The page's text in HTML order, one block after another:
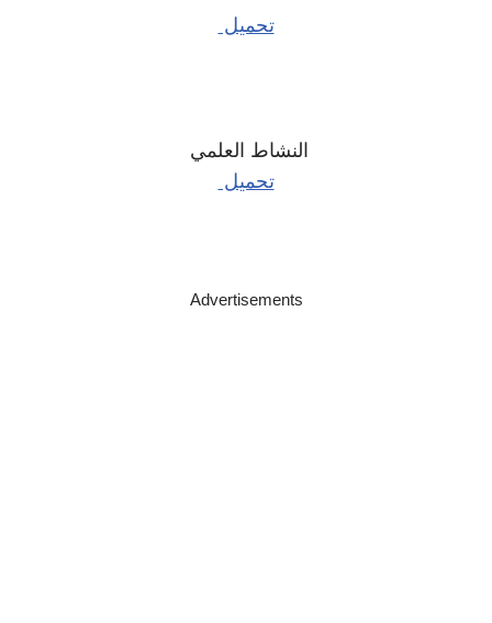
تحميل
النشاط العلمي
تحميل
Advertisements